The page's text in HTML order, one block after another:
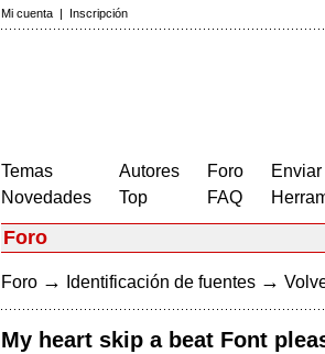
Mi cuenta | Inscripción
Temas
Novedades
Autores
Top
Foro
FAQ
Foro
Foro → Identificación de fuentes →
My heart skip a beat Font